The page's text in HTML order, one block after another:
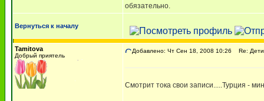
обязательно.
Вернуться к началу
Tamitova
Добрый приятель
Добавлено: Чт Сен 18, 2008 10:26 Re:
Смотрит тока свои записи.....Турция -